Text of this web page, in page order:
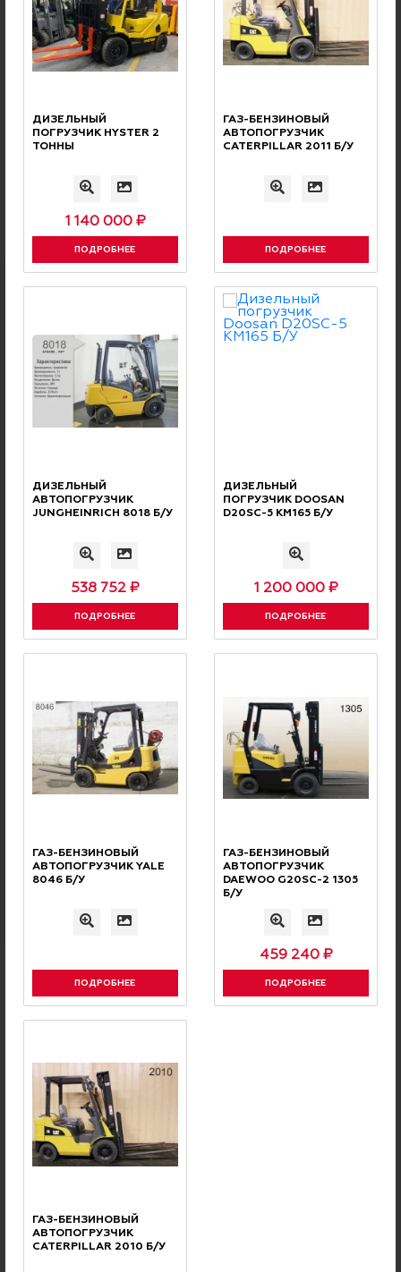
СИСТЕМА СКИДОК
программа для наших клиентов
Нужна консультация
нашего специалиста?
ОCТАВЬТЕ ЗАЯВКУ, И НАШИ СПЕЦИАЛИСТЫ СВЯЖУТСЯ
С ВАМИ И ОТВЕТЯТ НА ВСЕ ВОПРОСЫ
Ваше имя
Номер телефона
Соглашаюсь сусловиями политики конфиденциальности
Проверочный код
РЕКОМЕНДУЕМ
Вас может заинтересовать
Шины для погрузчиков
Фильтры для погрузчиков
ДИЗЕЛЬНЫЙ
ПОГРУЗЧИК HYSTER 2
ТОННЫ
1 140 000 ₽
ПОДРОБНЕЕ
ГАЗ-БЕНЗИНОВЫЙ
АВТОПОГРУЗЧИК
CATERPILLAR 2011 Б/У
ПОДРОБНЕЕ
ДИЗЕЛЬНЫЙ
АВТОПОГРУЗЧИК
JUNGHEINRICH 8018 Б/У
538 752 ₽
ПОДРОБНЕЕ
ДИЗЕЛЬНЫЙ
ПОГРУЗЧИК DOOSAN
D20SC-5 КМ165 Б/У
1 200 000 ₽
ПОДРОБНЕЕ
ГАЗ-БЕНЗИНОВЫЙ
АВТОПОГРУЗЧИК YALE
8046 Б/У
ПОДРОБНЕЕ
ГАЗ-БЕНЗИНОВЫЙ
АВТОПОГРУЗЧИК
DAEWOO G20SС-2 1305
Б/У
459 240 ₽
ПОДРОБНЕЕ
ГАЗ-БЕНЗИНОВЫЙ
АВТОПОГРУЗЧИК
CATERPILLAR 2010 Б/У